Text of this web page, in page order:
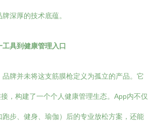
深厚的技术底蕴。
具到健康管理入口
牌并未将这支筋膜枪定义为孤立的产品。它
，构建了一个个人健康管理生态。App内不仅
步、健身、瑜伽）后的专业放松方案，还能